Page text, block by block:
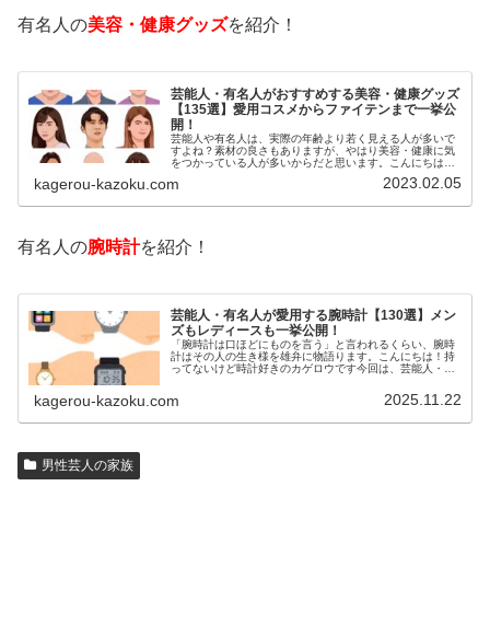
有名人の美容・健康グッズを紹介！
芸能人・有名人がおすすめする美容・健康グッズ
【135選】愛用コスメからファイテンまで一挙公
開！
芸能人や有名人は、実際の年齢より若く見える人が多いで
すよね？素材の良さもありますが、やはり美容・健康に気
をつかっている人が多いからだと思います。こんにちは！
いるのでしょうか？今回は、芸能人…
kagerou-kazoku.com 2023.02.05
有名人の腕時計を紹介！
芸能人・有名人が愛用する腕時計【130選】メン
ズもレディースも一挙公開！
「腕時計は口ほどにものを言う」と言われるくらい、腕時
計はその人の生き様を雄弁に物語ります。こんにちは！持
ってないけど時計好きのカゲロウです今回は、芸能人・有
kagerou-kazoku.com 2025.11.22
男性芸人の家族